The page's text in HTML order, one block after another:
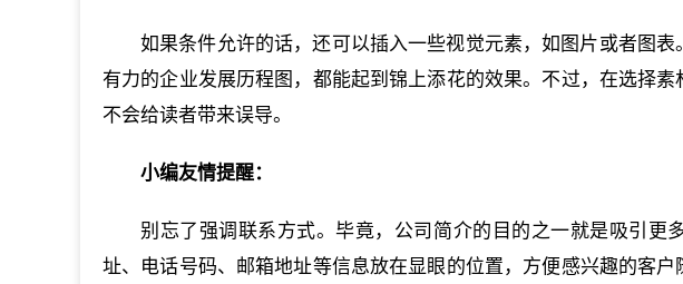
如果条件允许的话，还可以插入一些视觉元素，如图片或者图
有力的企业发展历程图，都能起到锦上添花的效果。不过，在选择素
不会给读者带来误导。
小编友情提醒：
别忘了强调联系方式。毕竟，公司简介的目的之一就是吸引更
址、电话号码、邮箱地址等信息放在显眼的位置，方便感兴趣的客